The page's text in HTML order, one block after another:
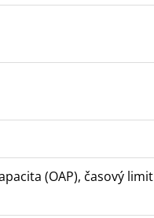
(OAP), časový limit